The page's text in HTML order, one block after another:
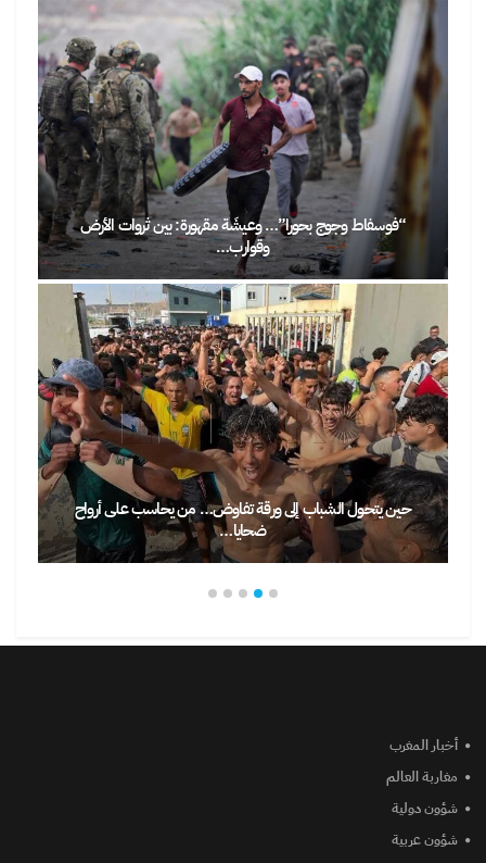
“فوسفاط وجوج بحورا”… وعيشَة مقهورة: بين ثروات الأرض
وقوارب…
حين يتحول الشباب إلى ورقة تفاوض… من يحاسب على أرواح
ضحايا…
أخبار المغرب
مغاربة العالم
شؤون دولية
شؤون عربية